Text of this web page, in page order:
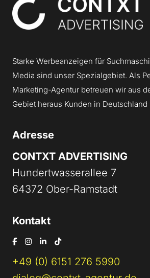
Contxt
Starke Werbeanzeigen für
Media sind unser Spezialgebiet. Als
Marketing-Agentur betreuen wir aus
Gebiet heraus Kunden in
Adresse
CONTXT ADVERTISING
Hundertwasserallee 7
64372 Ober-Ramstadt
Kontakt
+49 (0) 6151 276 5990